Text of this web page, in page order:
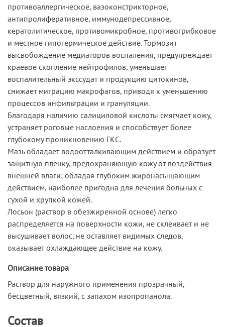
противоаллергическое, вазоконстрикторное,
антипролиферативное, иммунодепрессивное,
кератолитическое, противомикробное, противогрибковое
и местное гипотермическое действие. Тормозит
высвобождение медиаторов воспаления, предупреждает
краевое скопление нейтрофилов, уменьшает
воспалительный экссудат и продукцию цитокинов,
снижает миграцию макрофагов, приводя к уменьшению
процессов инфильтрации и грануляции.
Благодаря наличию салициловой кислоты смягчает кожу,
устраняет роговые наслоения и способствует более
глубокому проникновению ГКС.
Мазь обладает водоотталкивающим действием и образует
защитную пленку, предохраняющую кожу от воздействия
внешней влаги; обладая глубоким жиронасыщающим
действием, наиболее пригодна для лечения больных с
сухой и хрупкой кожей.
Лосьон (раствор в обезжиренной основе) легко
распределяется на поверхности кожи, не склеивает и не
высушивает волос, не оставляет видимых следов,
оказывает охлаждающее действие на кожу.
Описание товара
Раствор для наружного применения прозрачный,
бесцветный, вязкий, с запахом изопропанола.
Состав